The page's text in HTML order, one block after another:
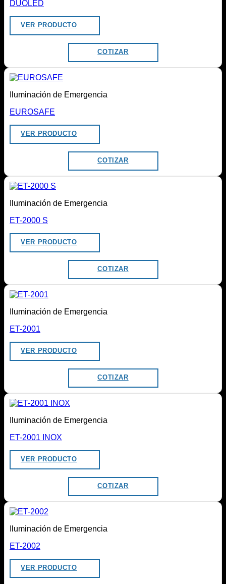
DUOLED
VER PRODUCTO
COTIZAR
Iluminación de Emergencia
EUROSAFE
VER PRODUCTO
COTIZAR
Iluminación de Emergencia
ET-2000 S
VER PRODUCTO
COTIZAR
Iluminación de Emergencia
ET-2001
VER PRODUCTO
COTIZAR
Iluminación de Emergencia
ET-2001 INOX
VER PRODUCTO
COTIZAR
Iluminación de Emergencia
ET-2002
VER PRODUCTO